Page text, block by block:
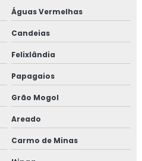
Águas Vermelhas
Candeias
Felixlândia
Papagaios
Grão Mogol
Areado
Carmo de Minas